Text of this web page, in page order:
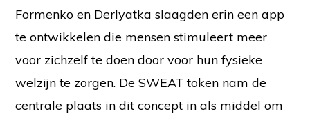
Formenko en Derlyatka slaagden erin een app
te ontwikkelen die mensen stimuleert meer
voor zichzelf te doen door voor hun fysieke
welzijn te zorgen. De SWEAT token nam de
centrale plaats in dit concept in als middel om